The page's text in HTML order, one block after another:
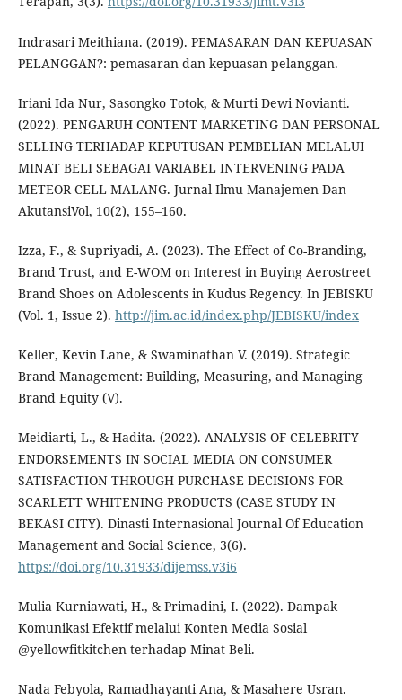
Indrasari Meithiana. (2019). PEMASARAN DAN KEPUASAN
PELANGGAN?: pemasaran dan kepuasan pelanggan.
Iriani Ida Nur, Sasongko Totok, & Murti Dewi Novianti.
(2022). PENGARUH CONTENT MARKETING DAN PERSONAL
SELLING TERHADAP KEPUTUSAN PEMBELIAN MELALUI
MINAT BELI SEBAGAI VARIABEL INTERVENING PADA
METEOR CELL MALANG. Jurnal Ilmu Manajemen Dan
AkutansiVol, 10(2), 155–160.
Izza, F., & Supriyadi, A. (2023). The Effect of Co-Branding,
Brand Trust, and E-WOM on Interest in Buying Aerostreet
Brand Shoes on Adolescents in Kudus Regency. In JEBISKU
(Vol. 1, Issue 2). http://jim.ac.id/index.php/JEBISKU/index
Keller, Kevin Lane, & Swaminathan V. (2019). Strategic
Brand Management: Building, Measuring, and Managing
Brand Equity (V).
Meidiarti, L., & Hadita. (2022). ANALYSIS OF CELEBRITY
ENDORSEMENTS IN SOCIAL MEDIA ON CONSUMER
SATISFACTION THROUGH PURCHASE DECISIONS FOR
SCARLETT WHITENING PRODUCTS (CASE STUDY IN
BEKASI CITY). Dinasti Internasional Journal Of Education
Management and Social Science, 3(6).
https://doi.org/10.31933/dijemss.v3i6
Mulia Kurniawati, H., & Primadini, I. (2022). Dampak
Komunikasi Efektif melalui Konten Media Sosial
@yellowfitkitchen terhadap Minat Beli.
Nada Febyola, Ramadhayanti Ana, & Masahere Usran.